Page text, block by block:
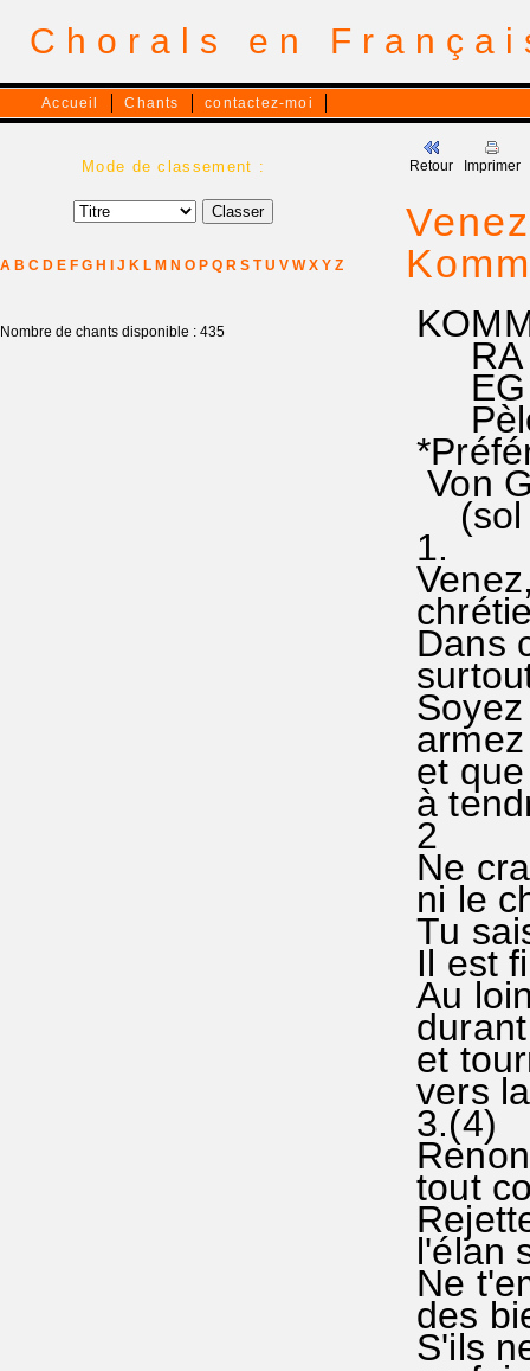
Chorals en
Accueil Chants contactez-moi
Mode de classement :
A B C D E F G H J K L M N O P Q R S T U V W X Y Z
Nombre de chants disponible : 435
Retour Imprimer
RA
EG
Von
(sol
1.
Dans
et
à
2
Ne
ni le
Tu
Il est
Au
et
vers
3.(4)
tout
l'élan
Ne
des
S'ils